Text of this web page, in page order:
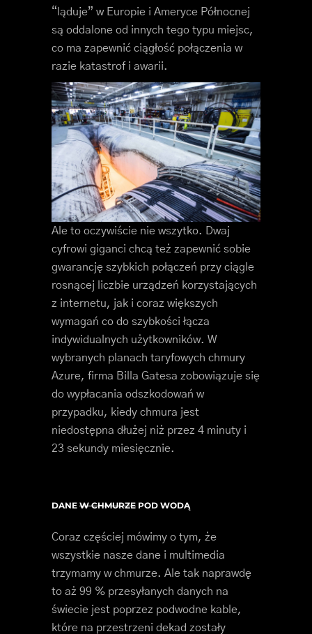
“ląduje” w Europie i Ameryce Północnej
są oddalone od innych tego typu miejsc,
co ma zapewnić ciągłość połączenia w
razie katastrof i awarii.
Ale to oczywiście nie wszytko. Dwaj
cyfrowi giganci chcą też zapewnić sobie
gwarancję szybkich połączeń przy ciągle
rosnącej liczbie urządzeń korzystających
z internetu, jak i coraz większych
wymagań co do szybkości łącza
indywidualnych użytkowników. W
wybranych planach taryfowych chmury
Azure, firma Billa Gatesa zobowiązuje się
do wypłacania odszkodowań w
przypadku, kiedy chmura jest
niedostępna dłużej niż przez 4 minuty i
23 sekundy miesięcznie.
DANE W CHMURZE POD WODĄ
Coraz częściej mówimy o tym, że
wszystkie nasze dane i multimedia
trzymamy w chmurze. Ale tak naprawdę
to aż 99 % przesyłanych danych na
świecie jest poprzez podwodne kable,
które na przestrzeni dekad zostały